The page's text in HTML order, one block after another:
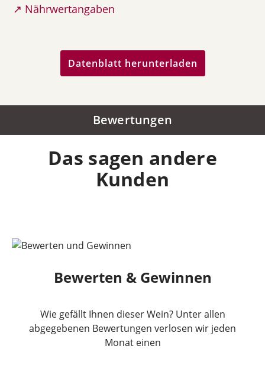
↗ Nährwertangaben
Datenblatt herunterladen
Bewertungen
Das sagen andere
Kunden
Bewerten & Gewinnen
Wie gefällt Ihnen dieser Wein? Unter allen
abgegebenen Bewertungen verlosen wir jeden
Monat einen